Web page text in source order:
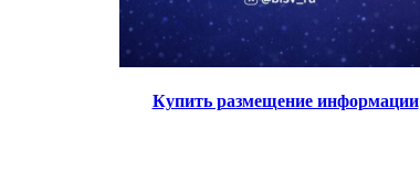
Купить размещение информации